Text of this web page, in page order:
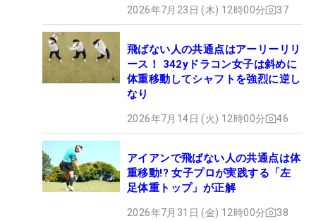
2026年7月23日 (木) 12時00分 37
飛ばない人の共通点はアーリーリリ
ース！ 342yドラコン女子は斜めに
体重移動してシャフトを強烈に逆し
なり
2026年7月14日 (火) 12時00分 46
アイアンで飛ばない人の共通点は体
重移動!? 女子プロが実践する「左
足体重トップ」が正解
2026年7月31日 (金) 12時00分 38